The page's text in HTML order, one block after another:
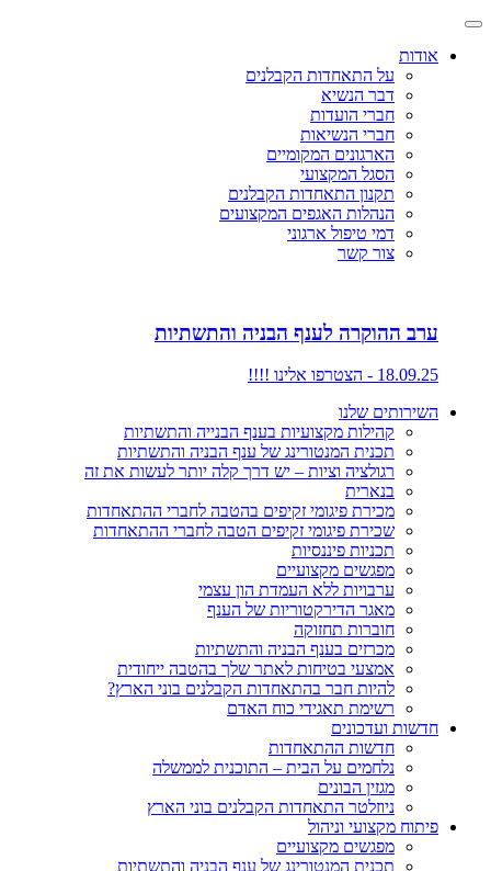
אודות
על התאחדות הקבלנים
דבר הנשיא
חברי הועדות
חברי הנשיאות
הארגונים המקומיים
הסגל המקצועי
תקנון התאחדות הקבלנים
הנהלות האגפים המקצועים
דמי טיפול ארגוני
צור קשר
ערב ההוקרה לענף הבניה והתשתיות
18.09.25 - הצטרפו אלינו !!!!
השירותים שלנו
קהילות מקצועיות בענף הבנייה והתשתיות
תכנית המנטורינג של ענף הבניה והתשתיות
רגולציה וציות – יש דרך קלה יותר לעשות את זה
בנארית
מכירת פיגומי זקיפים בהטבה לחברי ההתאחדות
שכירת פיגומי זקיפים הטבה לחברי ההתאחדות
תכניות פיננסיות
מפגשים מקצועיים
ערבויות ללא העמדת הון עצמי
מאגר הדירקטוריות של הענף
חוברות תחזוקה
מכרזים בענף הבניה והתשתיות
אמצעי בטיחות לאתר שלך בהטבה ייחודית
להיות חבר בהתאחדות הקבלנים בוני הארץ?
רשימת תאגידי כוח האדם
חדשות ועדכונים
חדשות ההתאחדות
נלחמים על הבית – התוכנית לממשלה
מגזין הבונים
ניוזלטר התאחדות הקבלנים בוני הארץ
פיתוח מקצועי וניהול
מפגשים מקצועיים
תכנית המנטורינג של ענף הבניה והתשתיות